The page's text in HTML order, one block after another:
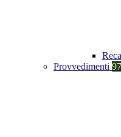
Provvedimenti